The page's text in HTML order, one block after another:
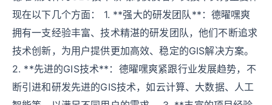
现在以下几个方面： 1. **强大的研发团队**：德曜嘿爽
拥有一支经验丰富、技术精湛的研发团队，他们不断追求
技术创新，为用户提供更加高效、稳定的GIS解决方案。
2. **先进的GIS技术**：德曜嘿爽紧跟行业发展趋势，不
断引进和研发先进的GIS技术，如云计算、大数据、人工